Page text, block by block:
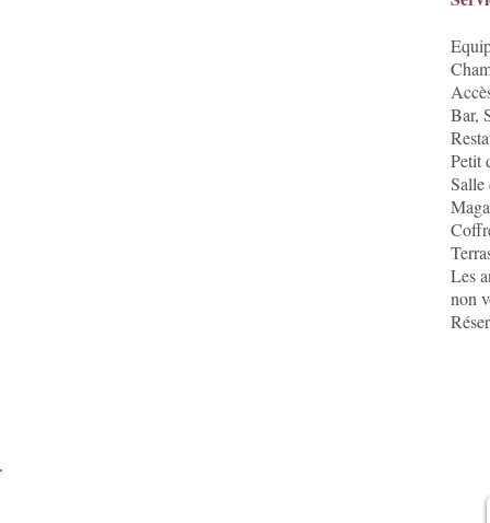
Bar,
Petit
Salle
Les
non